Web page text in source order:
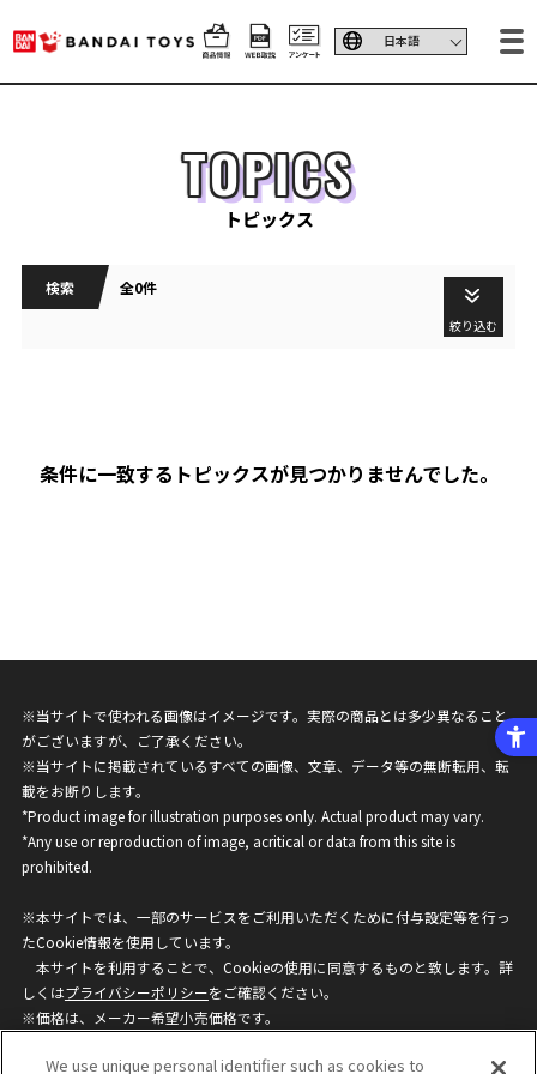
TOPICS
トピックス
検索 全0件
絞り込む
条件に一致するトピックスが見つかりませんでした。
※当サイトで使われる画像はイメージです。実際の商品とは多少異なること
がございますが、ご了承ください。
※当サイトに掲載されているすべての画像、文章、データ等の無断転用、転
載をお断りします。
*Product image for illustration purposes only. Actual product may vary.
*Any use or reproduction of image, acritical or data from this site is
prohibited.
※本サイトでは、一部のサービスをご利用いただくために付与設定等を行っ
たCookie情報を使用しています。
本サイトを利用することで、Cookieの使用に同意するものと致します。詳
しくはプライバシーポリシーをご確認ください。
※価格は、メーカー希望小売価格です。
ざいますのでご了承ください。
We use unique personal identifier such as cookies to